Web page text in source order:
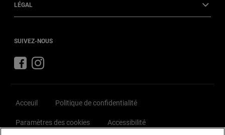
LÉGAL
SUIVEZ-NOUS
Retrouvez
sur
Facebook
Retrouvez
sur
Instagram
Acceuil Politique de confidentialité
Paramètres des cookies Accessibilité